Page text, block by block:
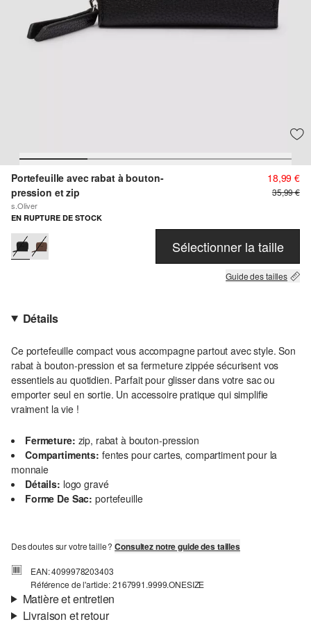
Portefeuille avec rabat à bouton-
pression et zip
s.Oliver
18,99 €
35,99 €
EN RUPTURE DE STOCK
Sélectionner la taille
Guide des tailles
Détails
Ce portefeuille compact vous accompagne partout avec style. Son
rabat à bouton-pression et sa fermeture zippée sécurisent vos
essentiels au quotidien. Parfait pour glisser dans votre sac ou
emporter seul en sortie. Un accessoire pratique qui simplifie
vraiment la vie !
Fermeture: zip, rabat à bouton-pression
Compartiments: fentes pour cartes, compartiment pour la
monnaie
Détails: logo gravé
Forme De Sac: portefeuille
Des doutes sur votre taille ?Consultez notre guide des tailles
EAN: 4099978203403
Référence de l'article: 2167991.9999.ONESIZE
Matière et entretien
Livraison et retour